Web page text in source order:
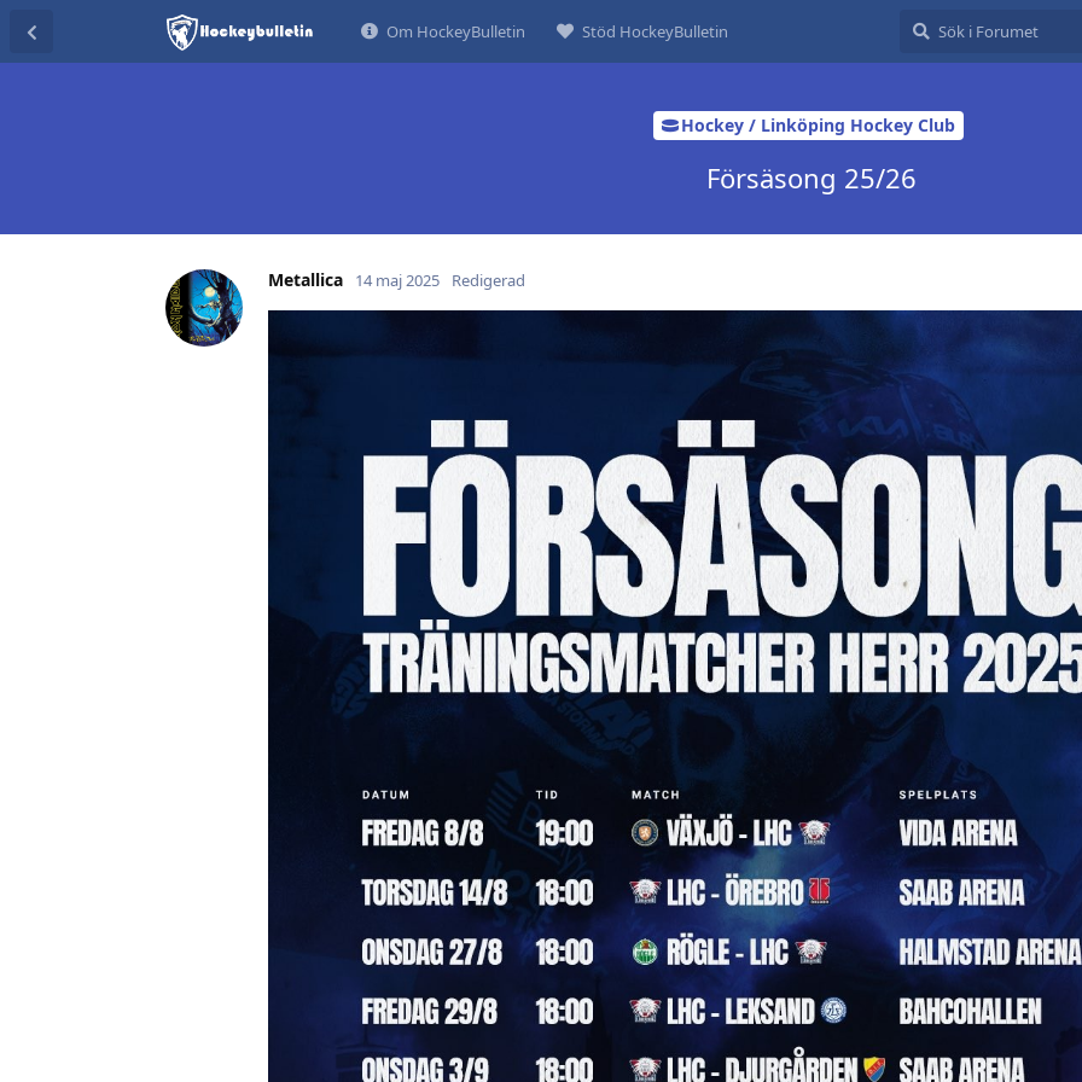
Om HockeyBulletin Stöd HockeyBulletin
Hockey / Linköping Hockey Club
Försäsong 25/26
Metallica 14 maj 2025 Redigerad